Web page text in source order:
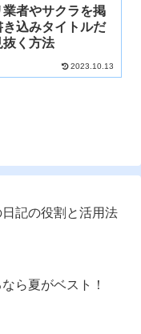
業者やサクラを掲
き込みタイトルだ
抜く方法
2023.10.13
記の役割と活用法
ら夏がベスト！